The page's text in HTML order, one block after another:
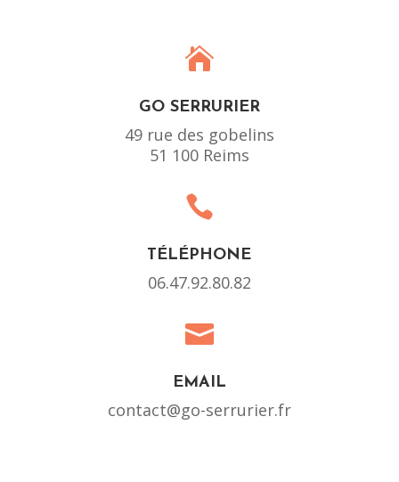

GO SERRURIER
49 rue des gobelins
51 100 Reims

TÉLÉPHONE
06.47.92.80.82

EMAIL
contact@go-serrurier.fr